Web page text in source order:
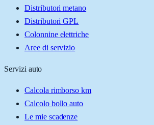
Distributori metano
Distributori GPL
Colonnine elettriche
Aree di servizio
Servizi auto
Calcola rimborso km
Calcolo bollo auto
Le mie scadenze